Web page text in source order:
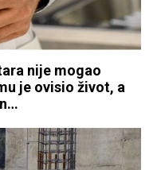
nije mogao
je ovisio život, a